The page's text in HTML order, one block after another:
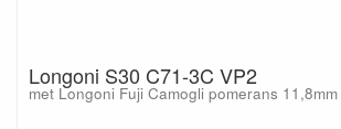
Longoni S30 C71-3C VP2
met Longoni Fuji Camogli pomerans 11,8mm